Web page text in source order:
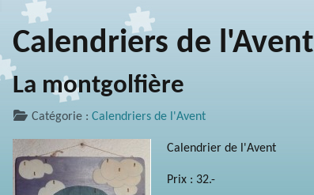
Calendriers de l'Avent
La montgolfière
Catégorie : Calendriers de l'Avent
Calendrier de l'Avent
Prix : 32.-